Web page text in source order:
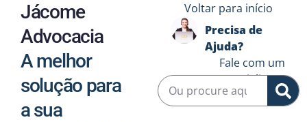
Jácome
Advocacia
A melhor
solução para
a sua
Voltar para início
Precisa de
Ajuda?
Fale com um
especialista ↗️